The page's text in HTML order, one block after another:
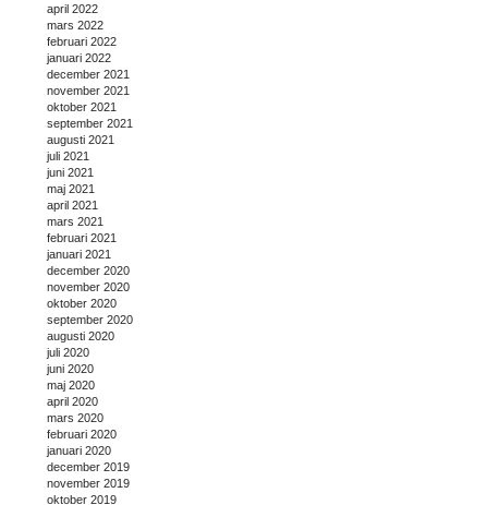
april 2022
mars 2022
februari 2022
januari 2022
december 2021
november 2021
oktober 2021
september 2021
augusti 2021
juli 2021
juni 2021
maj 2021
april 2021
mars 2021
februari 2021
januari 2021
december 2020
november 2020
oktober 2020
september 2020
augusti 2020
juli 2020
juni 2020
maj 2020
april 2020
mars 2020
februari 2020
januari 2020
december 2019
november 2019
oktober 2019